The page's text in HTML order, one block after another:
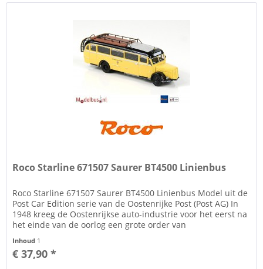
Roco Starline 671507 Saurer BT4500 Linienbus
Roco Starline 671507 Saurer BT4500 Linienbus Model uit de
Post Car Edition serie van de Oostenrijke Post (Post AG) In
1948 kreeg de Oostenrijkse auto-industrie voor het eerst na
het einde van de oorlog een grote order van
Inhoud 1
€ 37,90 *